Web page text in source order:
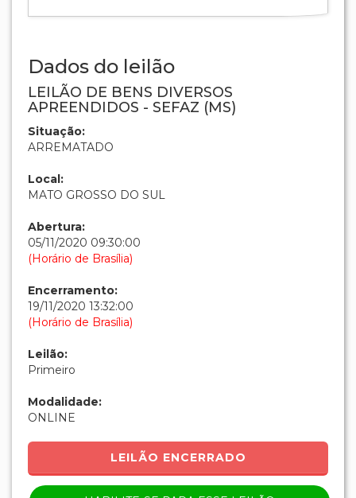
Dados do leilão
LEILÃO DE BENS DIVERSOS
APREENDIDOS - SEFAZ (MS)
Situação:
ARREMATADO
Local:
MATO GROSSO DO SUL
Abertura:
05/11/2020 09:30:00
(Horário de Brasília)
Encerramento:
19/11/2020 13:32:00
(Horário de Brasília)
Leilão:
Primeiro
Modalidade:
ONLINE
LEILÃO ENCERRADO